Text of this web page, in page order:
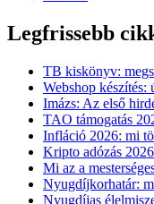
Legfrissebb
TB kiskönyv:
Webshop készítés:
Imázs: Az első
TAO támogatás
Infláció 2026: mi
Kripto adózás
Mi az a
Nyugdíjkorhatár:
Nyugdíjas